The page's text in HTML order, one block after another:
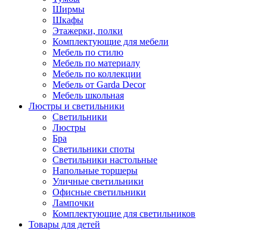
Ширмы
Шкафы
Этажерки, полки
Комплектующие для мебели
Мебель по стилю
Мебель по материалу
Мебель по коллекции
Мебель от Garda Decor
Мебель школьная
Люстры и светильники
Светильники
Люстры
Бра
Светильники споты
Светильники настольные
Напольные торшеры
Уличные светильники
Офисные светильники
Лампочки
Комплектующие для светильников
Товары для детей